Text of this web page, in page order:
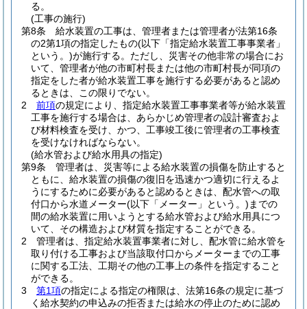
る。
(工事の施行)
第8条
給水装置の工事は、管理者または管理者が法第16条
の2第1項の指定したもの(以下「指定給水装置工事事業者」
という。)が施行する。 ただし、災害その他非常の場合にお
いて、管理者が他の市町村長または他の市町村長が同項の
指定をした者が給水装置工事を施行する必要があると認め
るときは、この限りでない。
2
前項の規定により、指定給水装置工事事業者等が給水装置
工事を施行する場合は、あらかじめ管理者の設計審査およ
び材料検査を受け、かつ、工事竣工後に管理者の工事検査
を受けなければならない。
(給水管および給水用具の指定)
第9条
管理者は、災害等による給水装置の損傷を防止すると
ともに、給水装置の損傷の復旧を迅速かつ適切に行えるよ
うにするために必要があると認めるときは、配水管への取
付口から水道メーター(以下「メーター」という。) までの
間の給水装置に用いようとする給水管および給水用具につ
いて、その構造および材質を指定することができる。
2
管理者は、指定給水装置事業者に対し、配水管に給水管を
取り付ける工事および当該取付口からメーターまでの工事
に関する工法、工期その他の工事上の条件を指定すること
ができる。
3
第1項の指定による指定の権限は、法第16条の規定に基づ
く給水契約の申込みの拒否または給水の停止のために認め